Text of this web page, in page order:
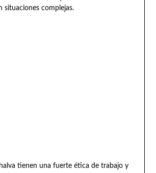
situaciones complejas.
tienen una fuerte ética de trabajo y